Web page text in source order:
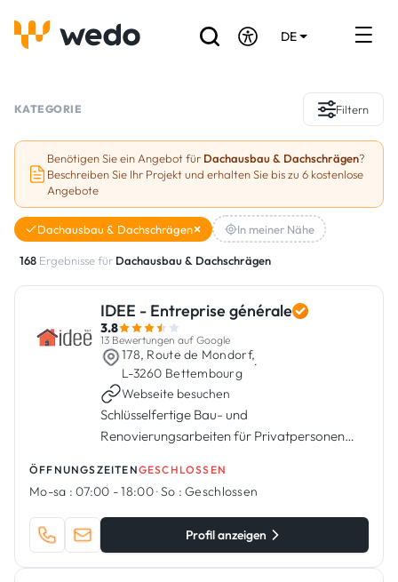
DE
Referenzen
Förderungen & Zuschüsse
Stellenbörse
Sind Sie Handwerker?
Einloggen
KATEGORIE Filtern
Benötigen Sie ein Angebot für Dachausbau & Dachschrägen?
Beschreiben Sie Ihr Projekt und erhalten Sie bis zu 6 kostenlose
Angebote
Dachausbau & Dachschrägen In meiner Nähe
168 Ergebnisse für Dachausbau & Dachschrägen
IDEE - Entreprise générale
3.8
13 Bewertungen auf Google
178, Route de Mondorf,
L-3260 Bettembourg
·
Webseite besuchen
Schlüsselfertige Bau- und
Renovierungsarbeiten für Privatpersonen
ÖFFNUNGSZEITENGESCHLOSSEN
Mo-sa : 07:00 - 18:00·So : Geschlossen
Profil anzeigen